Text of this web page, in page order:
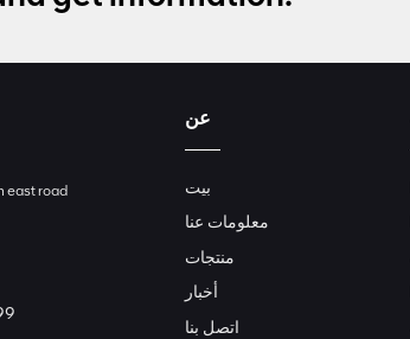
east road
عن
بيت
معلومات عنا
منتجات
أخبار
اتصل بنا